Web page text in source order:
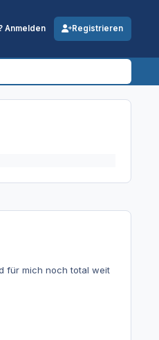
Anmelden Registrieren
für mich noch total weit